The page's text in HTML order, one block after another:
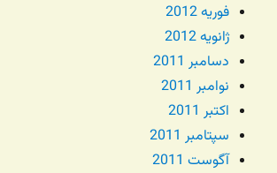
فوریه 2012
ژانویه 2012
دسامبر 2011
نوامبر 2011
اکتبر 2011
سپتامبر 2011
آگوست 2011